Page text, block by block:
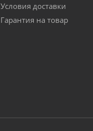
Условия доставки
Гарантия на товар